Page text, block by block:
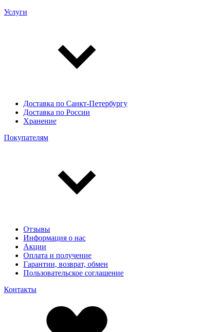
Услуги
Доставка по Санкт-Петербургу
Доставка по России
Хранение
Покупателям
Отзывы
Информация о нас
Акции
Оплата и получение
Гарантии, возврат, обмен
Пользовательское соглашение
Контакты